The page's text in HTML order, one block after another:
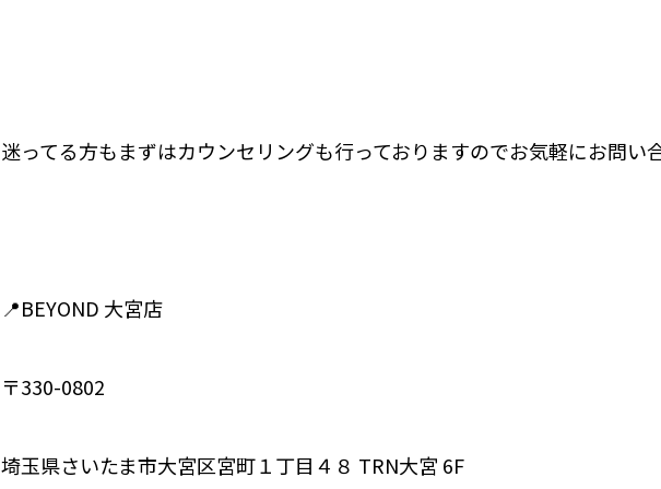
迷ってる方もまずはカウンセリングも行っておりますのでお気軽にお問い
📍BEYOND 大宮店
〒330-0802
埼玉県さいたま市大宮区宮町１丁目４８ TRN大宮 6F